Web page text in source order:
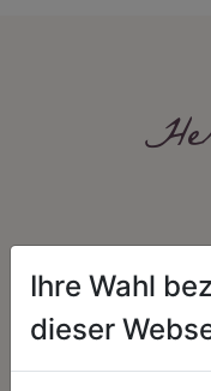
Ihre Wahl
dieser